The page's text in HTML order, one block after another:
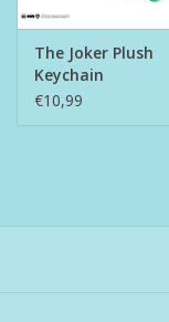
The Joker Plush
Keychain
€10,99